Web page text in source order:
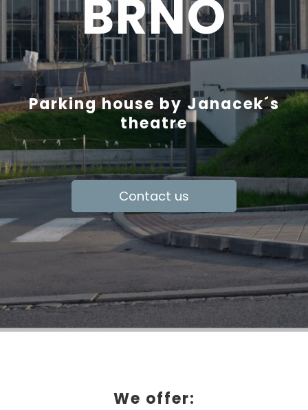
BRNO
Parking house by Janacek´s
theatre
Contact us
We offer: